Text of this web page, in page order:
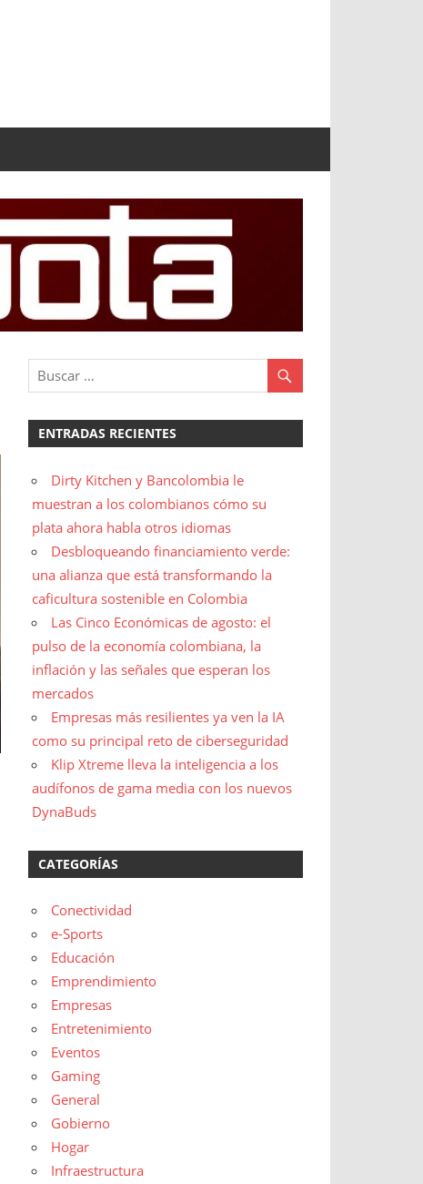
ENTRADAS RECIENTES
Dirty Kitchen y Bancolombia le
muestran a los colombianos cómo su
plata ahora habla otros idiomas
Desbloqueando financiamiento verde:
una alianza que está transformando la
caficultura sostenible en Colombia
Las Cinco Económicas de agosto: el
pulso de la economía colombiana, la
inflación y las señales que esperan los
mercados
Empresas más resilientes ya ven la IA
como su principal reto de ciberseguridad
Klip Xtreme lleva la inteligencia a los
audífonos de gama media con los nuevos
DynaBuds
CATEGORÍAS
Conectividad
e-Sports
Educación
Emprendimiento
Empresas
Entretenimiento
Eventos
Gaming
General
Gobierno
Hogar
Infraestructura